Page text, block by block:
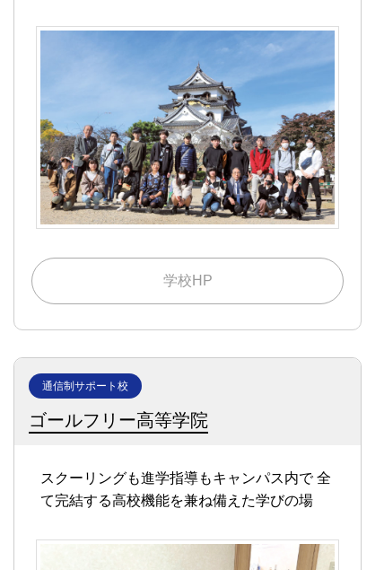
学校HP
通信制サポート校
ゴールフリー高等学院
スクーリングも進学指導もキャンパス内で全
て完結する高校機能を兼ね備えた学びの場